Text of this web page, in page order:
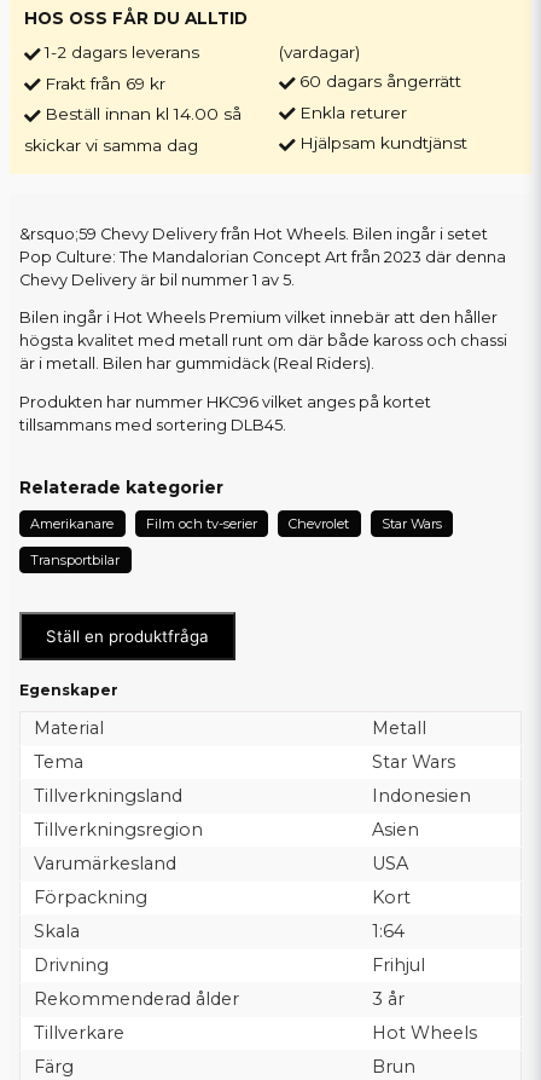
HOS OSS FÅR DU ALLTID
1-2 dagars leverans
Frakt från 69 kr
Beställ innan kl 14.00 så
skickar vi samma dag
(vardagar)
60 dagars ångerrätt
Enkla returer
Hjälpsam kundtjänst
&rsquo;59 Chevy Delivery från Hot Wheels. Bilen ingår i setet
Pop Culture: The Mandalorian Concept Art från 2023 där denna
Chevy Delivery är bil nummer 1 av 5.
Bilen ingår i Hot Wheels Premium vilket innebär att den håller
högsta kvalitet med metall runt om där både kaross och chassi
är i metall. Bilen har gummidäck (Real Riders).
Produkten har nummer HKC96 vilket anges på kortet
tillsammans med sortering DLB45.
Relaterade kategorier
Amerikanare Film och tv-serier Chevrolet Star Wars
Transportbilar
Ställ en produktfråga
Egenskaper
Material
Metall
Tema
Star Wars
Tillverkningsland
Indonesien
Tillverkningsregion
Asien
Varumärkesland
USA
Förpackning
Kort
Skala
1:64
Drivning
Frihjul
Rekommenderad ålder
3 år
Tillverkare
Hot Wheels
Färg
Brun